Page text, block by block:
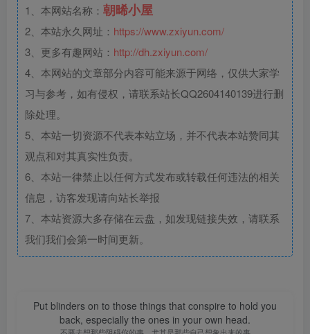
1、本网站名称： 朝晞小屋
2、本站永久网址： https://www.zxiyun.com/
3、更多有趣网站： http://dh.zxiyun.com/
4、本网站的文章部分内容可能来源于网络，仅供大家学
习与参考，如有侵权，请联系站长QQ2604140139进行删
除处理。
5、本站一切资源不代表本站立场，并不代表本站赞同其
观点和对其真实性负责。
6、本站一律禁止以任何方式发布或转载任何违法的相关
信息，访客发现请向站长举报
7、本站资源大多存储在云盘，如发现链接失效，请联系
我们我们会第一时间更新。
Put blinders on to those things that conspire to hold you
back, especially the ones in your own head.